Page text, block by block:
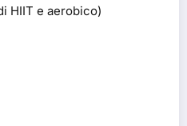
HIIT e aerobico)